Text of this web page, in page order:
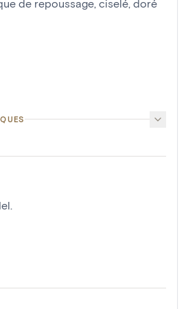
de repoussage ciselé doré